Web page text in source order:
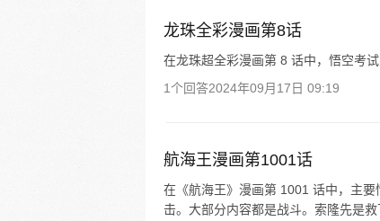
龙珠全彩漫画第8话
在龙珠超全彩漫画第 8 话中，悟空考
1个回答2024年09月17日 09:19
航海王漫画第1001话
在《航海王》漫画第 1001 话中，主
击。大部分内容都是战斗。索隆先是